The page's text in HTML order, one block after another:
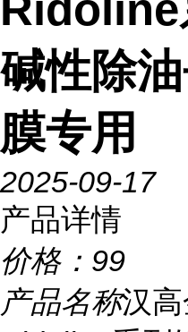
碱性除
膜专用
2025-09-17
产品详情
价格： 99
产品名称汉